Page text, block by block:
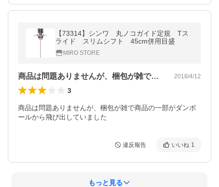
【73314】シンワ 丸ノコガイド定規 Tス
ライド スリムシフト 45cm併用目盛
MIRO STORE
商品は問題ありませんが、梱包が雑で商品… 2018/4/12
3
商品は問題ありませんが、梱包が雑で商品の一部がダンボ
ールから飛び出していました
違反報告 いいね 1
もっと見る